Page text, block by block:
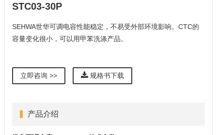
STC03-30P
SEHWA世华可调电容性能稳定，不易受外部环境影响。CTC的
容量变化很小，可以用甲苯洗涤产品。
立即咨询 >> 规格书下载
产品介绍